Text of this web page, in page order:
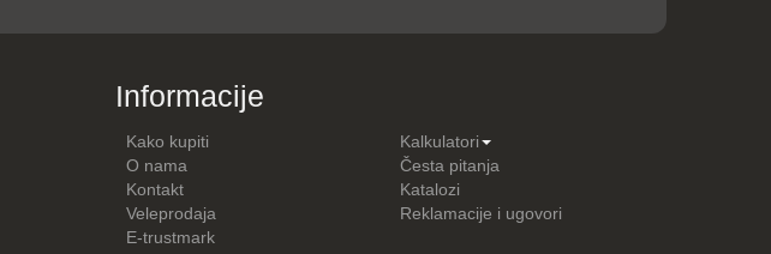
Informacije
Kako kupiti
Kalkulatori
O nama
Česta pitanja
Kontakt
Katalozi
Veleprodaja
Reklamacije i ugovori
E-trustmark